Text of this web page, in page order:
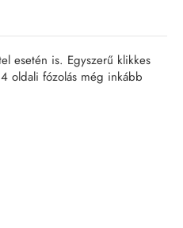
esetén is. Egyszerű klikkes
oldali fózolás még inkább